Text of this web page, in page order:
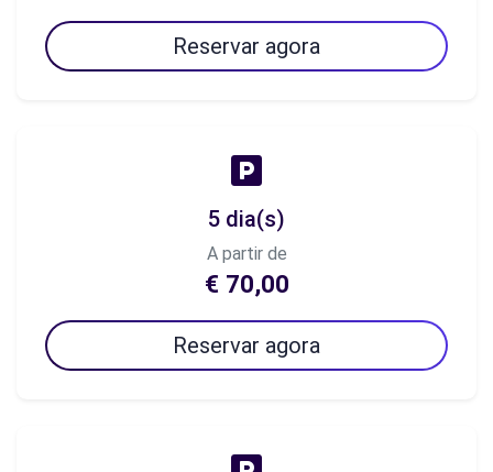
Reservar agora
5 dia(s)
A partir de
€ 70,00
Reservar agora